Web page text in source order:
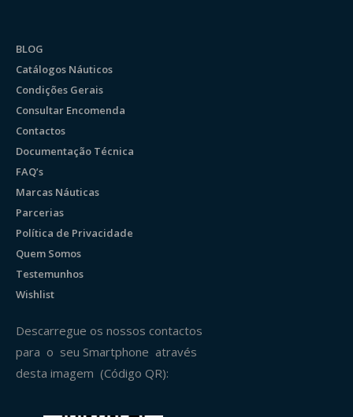
BLOG
Catálogos Náuticos
Condições Gerais
Consultar Encomenda
Contactos
Documentação Técnica
FAQ’s
Marcas Náuticas
Parcerias
Política de Privacidade
Quem Somos
Testemunhos
Wishlist
Descarregue os nossos contactos
para o seu Smartphone através
desta imagem (Código QR):